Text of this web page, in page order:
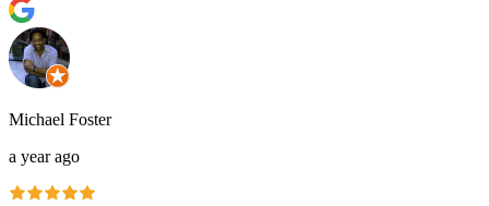
Michael Foster
a year ago